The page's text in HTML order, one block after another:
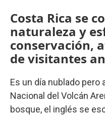
Costa Rica se
naturaleza y
conservación,
de visitantes
Es un día nublado pero
Nacional del Volcán
bosque, el inglés se